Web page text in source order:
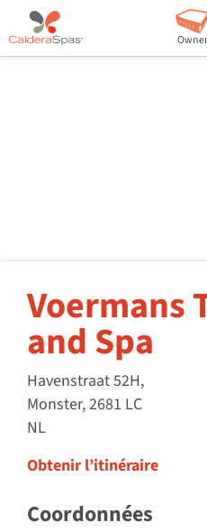
Owner
Voermans
and Spa
Havenstraat 52H,
Monster, 2681 LC
NL
Obtenir l’itinéraire
Coordonnées